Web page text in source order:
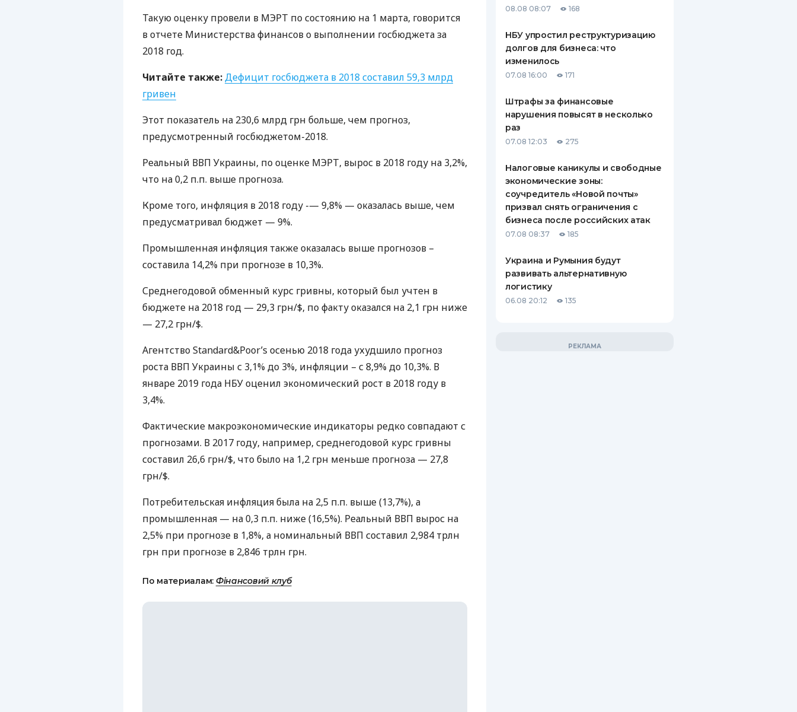
ЕЖЕМЕСЯЧНЫЙ ОБЗОР
ВСЕ СТРАХОВЫЕ ПОЛИСЫ
СТРАХОВЫЕ КОМПАНИИ
ОТЗЫВЫ О СТРАХОВЫХ
КОМПАНИЯХ
Такую оценку провели в МЭРТ по состоянию на 1 марта, говорится
в отчете Министерства финансов о выполнении госбюджета за
2018 год.
Читайте также:Дефицит госбюджета в 2018 составил 59,3 млрд
гривен
Этот показатель на 230,6 млрд грн больше, чем прогноз,
предусмотренный госбюджетом-2018.
Реальный ВВП Украины, по оценке МЭРТ, вырос в 2018 году на 3,2%,
что на 0,2 п.п. выше прогноза.
Кроме того, инфляция в 2018 году -— 9,8% — оказалась выше, чем
предусматривал бюджет — 9%.
Промышленная инфляция также оказалась выше прогнозов –
составила 14,2% при прогнозе в 10,3%.
Среднегодовой обменный курс гривны, который был учтен в
бюджете на 2018 год — 29,3 грн/$, по факту оказался на 2,1 грн ниже
— 27,2 грн/$.
Агентство Standard&Poor’s осенью 2018 года ухудшило прогноз
роста ВВП Украины с 3,1% до 3%, инфляции – с 8,9% до 10,3%. В
январе 2019 года НБУоценил экономический рост в 2018 году в
3,4%.
Фактические макроэкономические индикаторы редко совпадают с
прогнозами. В 2017 году, например, среднегодовой курс гривны
составил 26,6 грн/$, что было на 1,2 грн меньше прогноза — 27,8
грн/$.
Потребительская инфляция была на 2,5 п.п. выше (13,7%), а
промышленная — на 0,3 п.п. ниже (16,5%). Реальный ВВП вырос на
2,5% при прогнозе в 1,8%, а номинальный ВВП составил 2,984 трлн
грн при прогнозе в 2,846 трлн грн.
По материалам: Фінансовий клуб
08.08 08:07 168
НБУ упростил реструктуризацию
долгов для бизнеса: что
изменилось
07.08 16:00 171
Штрафы за финансовые
нарушения повысят в несколько
раз
07.08 12:03 275
Налоговые каникулы и свободные
экономические зоны:
соучредитель «Новой почты»
призвал снять ограничения с
бизнеса после российских атак
07.08 08:37 185
Украина и Румыния будут
развивать альтернативную
логистику
06.08 20:12 135